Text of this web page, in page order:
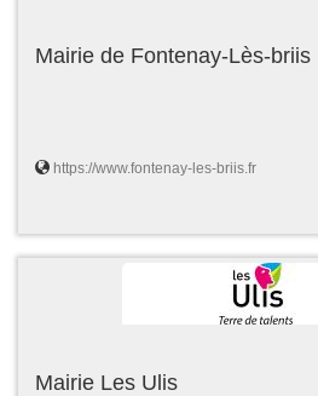
Mairie de Fontenay-Lès-briis
https://www.fontenay-les-briis.fr
Mairie Les Ulis